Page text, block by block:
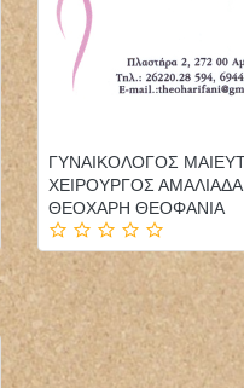
ΓΥΝΑΙΚΟΛΟΓΟΣ
ΧΕΙΡΟΥΡΓΟΣ ΑΜΑΛΙΑΔΑ
ΘΕΟΧΑΡΗ ΘΕΟΦΑΝΙΑ